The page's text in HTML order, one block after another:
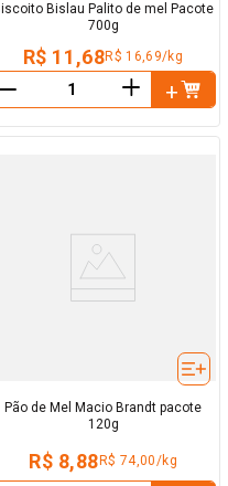
Bislau Palito de mel Pacote
700g
R$ 11,68R$ 16,69/kg
＋
Pão de Mel Macio Brandt pacote
120g
R$ 8,88 R$ 74,00/kg